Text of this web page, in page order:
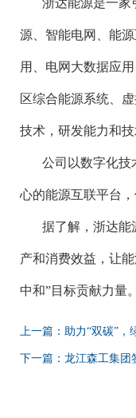
浙达能源是一家
源、智能电网、能
用、电网大数据应
区综合能源系统、
技术，研发能力和
公司以数字化技
心的能源互联平台
据了解，浙达能
产和消费效益，让
中和”目标贡献力量。
上一篇：助力“双碳”，
下一篇：龙江森工集团